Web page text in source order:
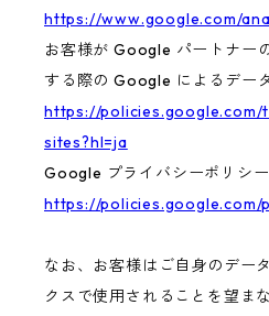
https://www.google.com/
お客様が Google パートナー
する際の Google によるデー
https://
sites?hl=ja
Google プライバシーポリシー
https://policies.google.com/
なお、お客様はご自身のデー
クスで使用されることを望ま